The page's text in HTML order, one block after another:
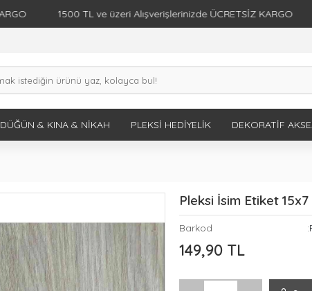
1500 TL ve üzeri Alışverişlerinizde ÜCRETSİZ KARGO
DÜĞÜN & KINA & NIKAH PLEKSI HEDIYELIK DEKORATIF
Pleksi İsim Etiket
Barkod
149,90 TL